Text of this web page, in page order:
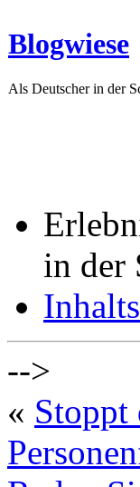
Blogwiese
Als Deutscher in der
in der
-->
«